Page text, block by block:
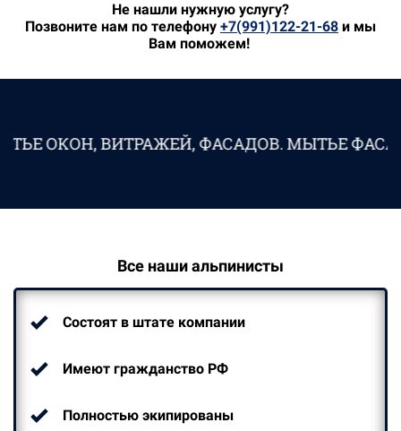
Не нашли нужную услугу?
Позвоните нам по телефону +7(991)122-21-68 и мы
Вам поможем!
ФАСАДОВ. МЫТЬЕ ФАСАДОВ ОТ
Все наши альпинисты
Состоят в штате компании
Имеют гражданство РФ
Полностью экипированы